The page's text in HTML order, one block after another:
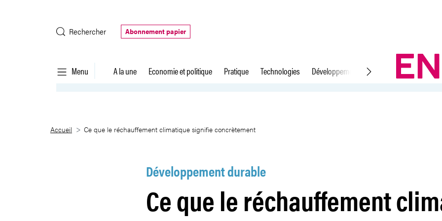
Rechercher
Abonnement papier
Menu A la une Economie et politique Pratique Technologies Développement durable Droit du travail
Ce que le réchauffement climatique signifie concrètement
Accueil Ce que le réchauffement climatique signifie concrètement
Développement durable
Ce que le réchauffement